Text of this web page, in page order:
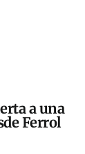
a una
Ferrol